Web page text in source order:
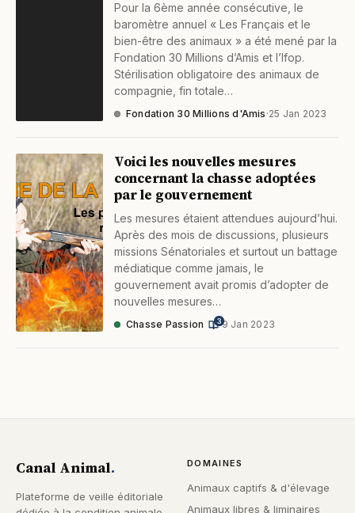
Pour la 6ème année consécutive, le
baromètre annuel « Les Français et le
bien-être des animaux » a été mené par la
Fondation 30 Millions d’Amis et l’Ifop.
Stérilisation obligatoire des animaux de
compagnie, fin totale…
Fondation 30 Millions d'Amis ·25 Jan 2023
Voici les nouvelles mesures
concernant la chasse adoptées
par le gouvernement
Les mesures étaient attendues aujourd’hui.
Après des mois de discussions, plusieurs
missions Sénatoriales et surtout un battage
médiatique comme jamais, le
gouvernement avait promis d’adopter de
nouvelles mesures…
Chasse Passion 3·9 Jan 2023
Canal Animal.
Plateforme de veille éditoriale
DOMAINES
Animaux captifs & d'élevage
Animaux libres & liminaires